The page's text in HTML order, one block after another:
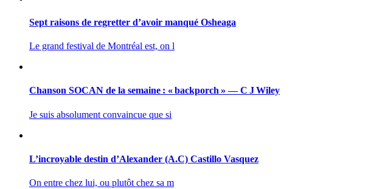
Sept raisons de regretter d’avoir manqué Osheaga
Le grand festival de Montréal est, on l
Chanson SOCAN de la semaine : « backporch » — C J Wiley
Je suis absolument convaincue que si
L’incroyable destin d’Alexander (A.C) Castillo Vasquez
On entre chez lui, ou plutôt chez sa m